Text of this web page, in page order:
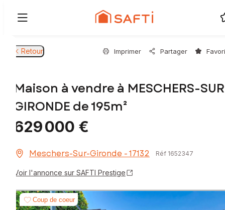
Retour Imprimer Partager
Maison à vendre à MESCHERS-
GIRONDE de 195m²
629 000 €
Meschers-Sur-Gironde - 17132 Réf 1652347
Voir l'annonce sur SAFTI Prestige
Coup de coeur